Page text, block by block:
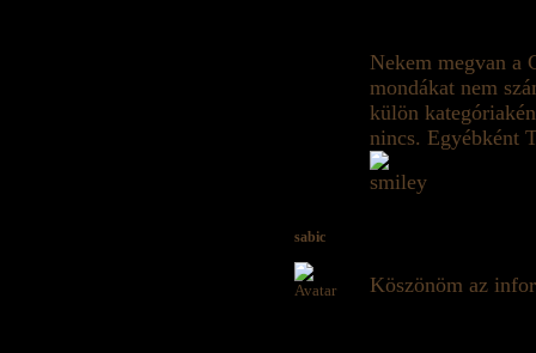
Nekem megvan a
mondákat nem
külön
nincs. Egyébként
sabic
Köszönöm az